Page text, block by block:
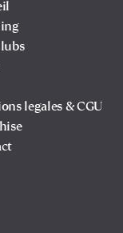
legales & CGU